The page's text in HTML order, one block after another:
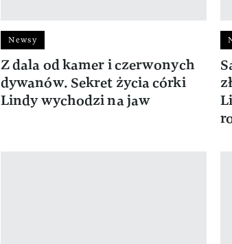
Newsy
Z dala od kamer i czerwonych
dywanów. Sekret życia córki
Lindy wychodzi na jaw